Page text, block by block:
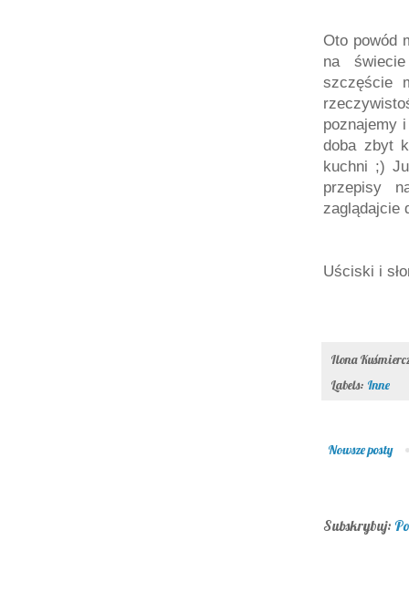
Oto powód
na
szczęście
poznajemy
doba zbyt
kuchni ;)
przepisy
zaglądajcie
Uściski i
Ilona
Labels: Inne
Nowsze posty
Subskrybuj: